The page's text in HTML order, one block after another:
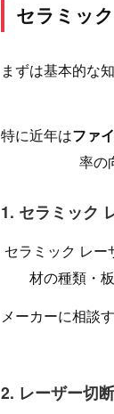
セラミッ
まずは基本的な
特に近年はファ
率の
1. セラミック
セラミック レ
材の種類・
メーカーに相談
2. レーザー切